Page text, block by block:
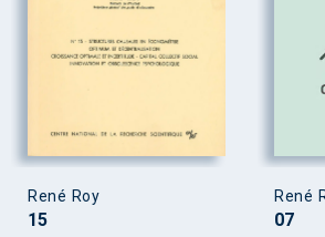
René Roy
15
René
07